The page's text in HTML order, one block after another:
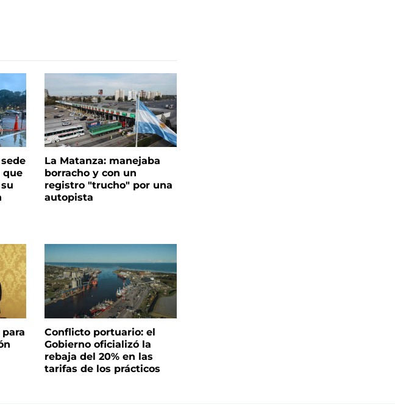
que
La Matanza: manejaba
borracho y con un
registro "trucho" por una
autopista
Conflicto portuario: el
Gobierno oficializó la
rebaja del 20% en las
tarifas de los prácticos